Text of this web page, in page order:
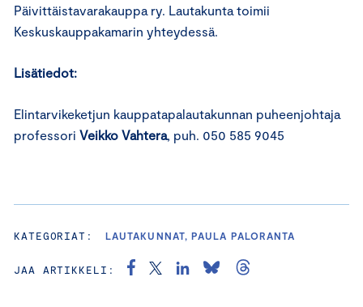
Päivittäistavarakauppa ry. Lautakunta toimii
Keskuskauppakamarin yhteydessä.
Lisätiedot:
Elintarvikeketjun kauppatapalautakunnan puheenjohtaja
professori Veikko Vahtera, puh. 050 585 9045
KATEGORIAT: LAUTAKUNNAT, PAULA PALORANTA
JAA ARTIKKELI: